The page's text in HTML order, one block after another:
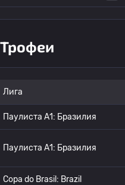
Трофеи
Лига
Паулиста А1: Бразилия
Паулиста А1: Бразилия
Copa do Brasil: Brazil